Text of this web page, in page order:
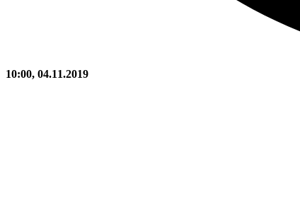
10:00, 04.11.2019